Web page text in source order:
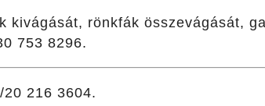
kivágását, rönkfák összevágását,
753 8296.
216 3604.